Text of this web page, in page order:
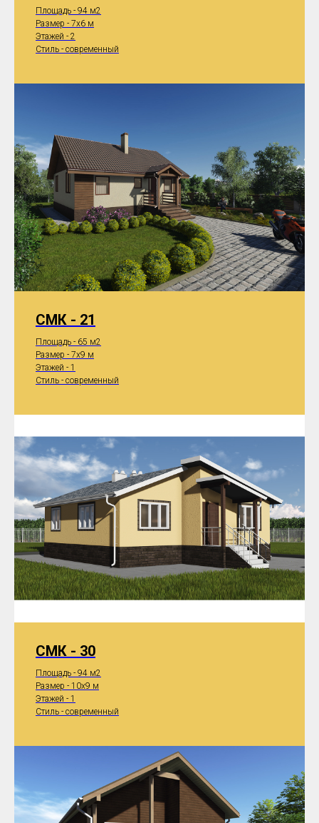
Площадь - 94 м2
Размер - 7x6 м
Этажей - 2
Стиль - современный
СМК - 21
Площадь - 65 м2
Размер - 7x9 м
Этажей - 1
Стиль - современный
СМК - 30
Площадь - 94 м2
Размер - 10x9 м
Этажей - 1
Стиль - современный